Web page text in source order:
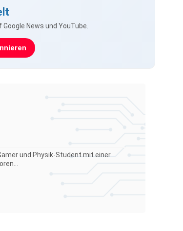
News und YouTube.
und Physik-Student mit einer